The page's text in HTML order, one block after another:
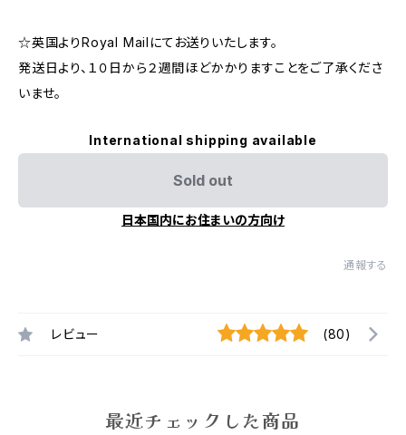
☆英国よりRoyal Mailにてお送りいたします。
発送日より、１０日から２週間ほどかかりますことをご了承くださ
いませ。
International shipping available
Sold out
日本国内にお住まいの方向け
通報する
レビュー (80)
最近チェックした商品